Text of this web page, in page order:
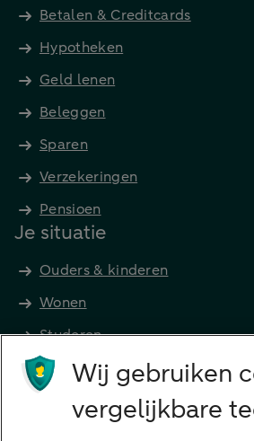
Betalen & Creditcards
Hypotheken
Geld lenen
Beleggen
Sparen
Verzekeringen
Pensioen
Je situatie
Ouders & kinderen
Wonen
Studeren
Preferred Banking
Wij gebruiken
vergelijkbare